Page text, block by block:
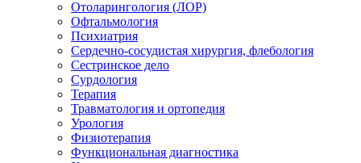
Отоларингология (ЛОР)
Офтальмология
Психиатрия
Сердечно-сосудистая хирургия, флебология
Сестринское дело
Сурдология
Терапия
Травматология и ортопедия
Урология
Физиотерапия
Функциональная диагностика